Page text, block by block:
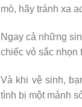
mò, hãy tránh xa
Ngay cả những
chiếc vỏ sắc nhọn
Và khi vệ sinh,
tình bị một mảnh